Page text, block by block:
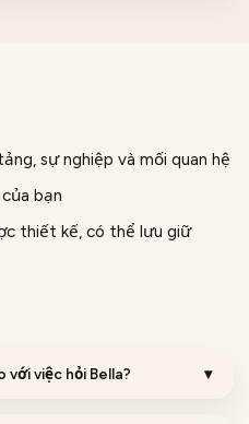
sự nghiệp và mối quan hệ
bạn
thiết kế, có thể lưu giữ
với việc hỏi Bella? ▾